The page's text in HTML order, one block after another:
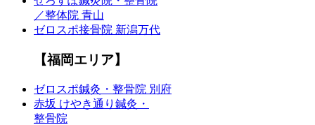
／整体院 青山
ゼロスポ接骨院 新潟万代
【福岡エリア】
ゼロスポ鍼灸・整骨院 別府
赤坂 けやき通り鍼灸・
整骨院